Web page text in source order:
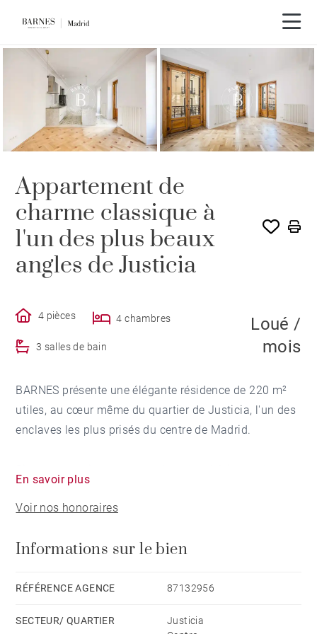
LOUÉ PAR BARNES
Appartement de
charme classique à
l'un des plus beaux
angles de Justicia
4 pièces 4 chambres
3 salles de bain
Loué /
mois
BARNES présente une élégante résidence de 220 m²
utiles, au cœur même du quartier de Justicia, l'un des
enclaves les plus prisés du centre de Madrid.
caractère du début du XXᵉ siècle, équipé d'un
ascenseur, le bien jouit d'un emplacement privilégié en
Ses neuf balcons donnant sur la rue inondent chaque
classique de l'architecture madrilène, dans une
En savoir plus
Voir nos honoraires
Informations sur le bien
RÉFÉRENCE AGENCE 87132956
SECTEUR/ QUARTIER
Justicia